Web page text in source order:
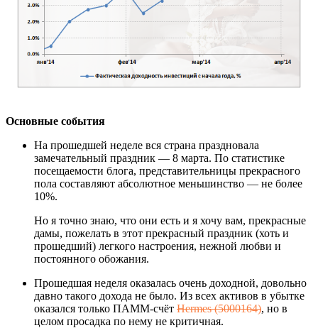
Основные события
На прошедшей неделе вся страна праздновала
замечательный праздник — 8 марта. По статистике
посещаемости блога, представительницы прекрасного
пола составляют абсолютное меньшинство — не более
10%.
Но я точно знаю, что они есть и я хочу вам, прекрасные
дамы, пожелать в этот прекрасный праздник (хоть и
прошедший) легкого настроения, нежной любви и
постоянного обожания.
Прошедшая неделя оказалась очень доходной, довольно
давно такого дохода не было. Из всех активов в убытке
оказался только ПАММ-счёт Hermes (5000164), но в
целом просадка по нему не критичная.